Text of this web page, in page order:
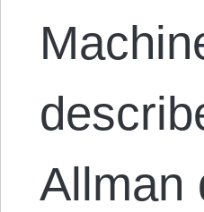
Allman